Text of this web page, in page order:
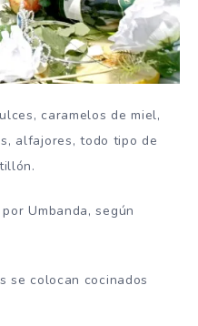
caramelos de miel,
alfajores, todo tipo de
Umbanda, según
se colocan cocinados